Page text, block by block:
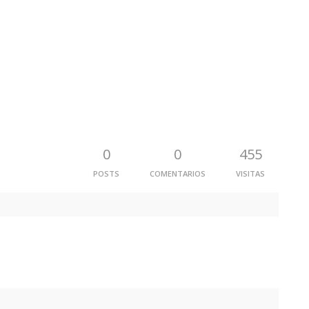
0
POSTS
0
COMENTARIOS
455
VISITAS